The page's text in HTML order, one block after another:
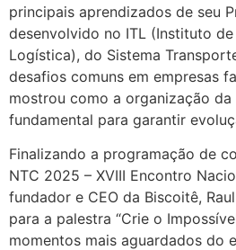
principais aprendizados de seu
desenvolvido no ITL (Instituto
Logística), do Sistema
desafios comuns em empresas
mostrou como a organização
fundamental para garantir
Finalizando a programação de
NTC 2025 – XVIII Encontro
fundador e CEO da Biscoitê,
para a palestra “Crie o
momentos mais aguardados do